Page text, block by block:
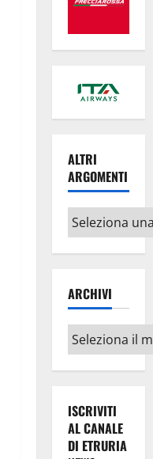
ALTRI
ARGOMENTI
Altri
argomenti
ARCHIVI
Archivi
ISCRIVITI
AL CANALE
DI ETRURIA